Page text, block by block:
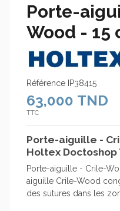
Porte-
Wood - 15
Référence IP38415
63,000 TND
TTC
Porte-aiguille -
Holtex Doctoshop
Porte-aiguille - Crile-
aiguille Crile-Wood
des sutures dans les